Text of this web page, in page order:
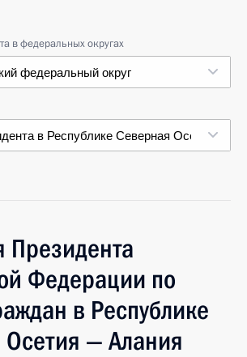
в федеральных округах
федеральный округ
Осетия — Алания
Президента
Федерации по
в Республике
— Алания